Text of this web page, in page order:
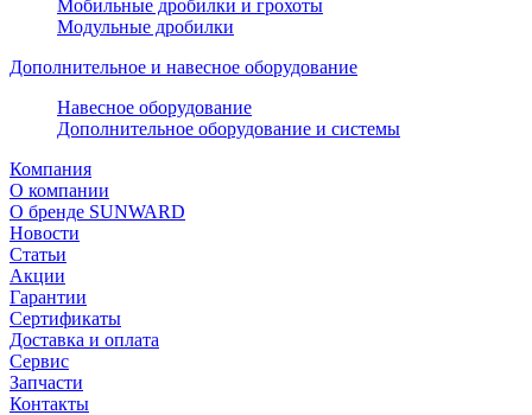
Мобильные дробилки и грохоты
Модульные дробилки
Дополнительное и навесное оборудование
Навесное оборудование
Дополнительное оборудование и системы
Компания
О компании
О бренде SUNWARD
Новости
Статьи
Акции
Гарантии
Сертификаты
Доставка и оплата
Сервис
Запчасти
Контакты